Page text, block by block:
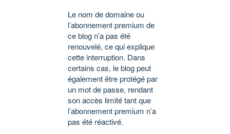
Le nom de domaine ou
l’abonnement premium de
ce blog n’a pas été
renouvelé, ce qui explique
cette interruption. Dans
certains cas, le blog peut
également être protégé par
un mot de passe, rendant
son accès limité tant que
l’abonnement premium n’a
pas été réactivé.